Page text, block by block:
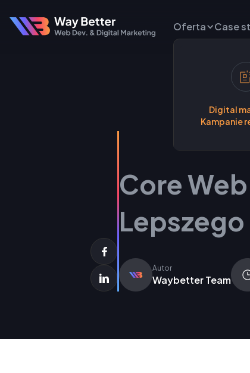
Oferta
Digital
Kampanie
Case
Core
Autor
Waybetter Team